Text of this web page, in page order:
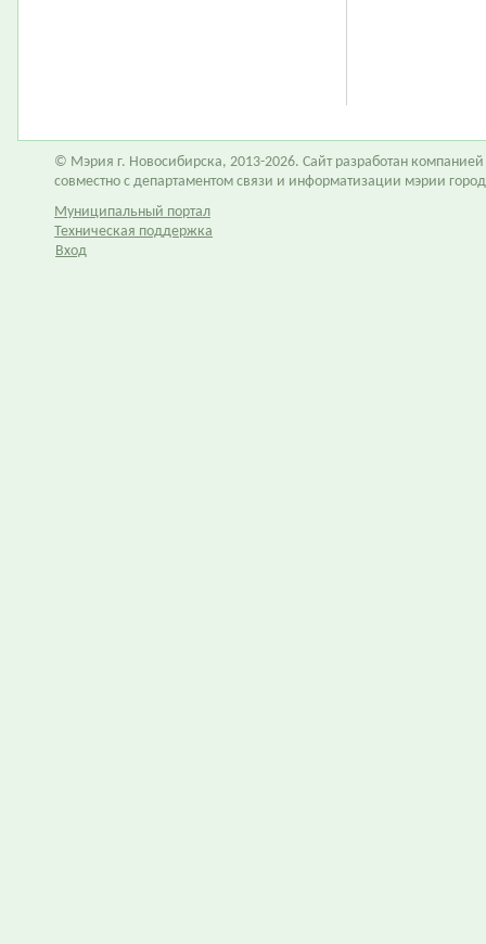
© Мэрия г. Новосибирска, 2013-2026. Сайт разработан компанией
совместно с департаментом связи и информатизации мэрии
Муниципальный портал
Техническая поддержка
Вход